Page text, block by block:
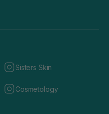
Sisters Skin
Cosmetology